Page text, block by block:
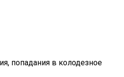
попадания в колодезное